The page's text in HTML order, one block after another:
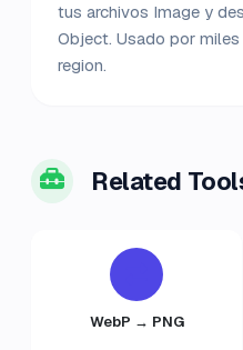
tus archivos Image y
Object. Usado por
region.
Related
WebP → PNG